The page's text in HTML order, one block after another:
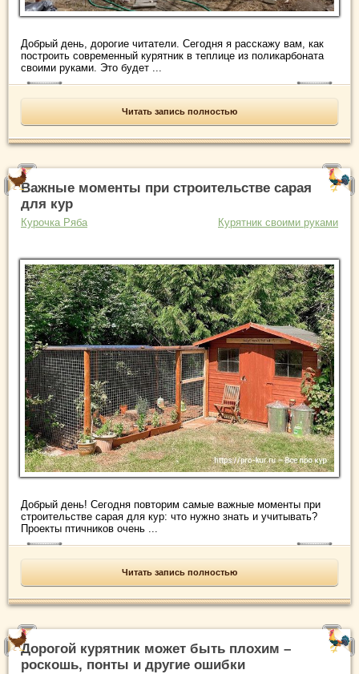
Добрый день, дорогие читатели. Сегодня я расскажу вам, как
построить современный курятник в теплице из поликарбоната
своими руками. Это будет ...
Читать запись полностью
Важные моменты при строительстве сарая
для кур
Курочка Ряба Курятник своими руками
Добрый день! Сегодня повторим самые важные моменты при
строительстве сарая для кур: что нужно знать и учитывать?
Проекты птичников очень ...
Читать запись полностью
Дорогой курятник может быть плохим –
роскошь, понты и другие ошибки